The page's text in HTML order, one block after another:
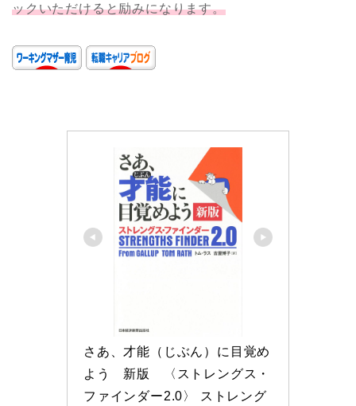
ックいただけると励みになります。
さあ、才能（じぶん）に目覚め
よう　新版　〈ストレングス・
ファインダー2.0〉 ストレング